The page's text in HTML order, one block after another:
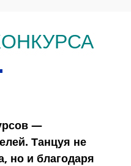
—
Танцуя не
но и благодаря